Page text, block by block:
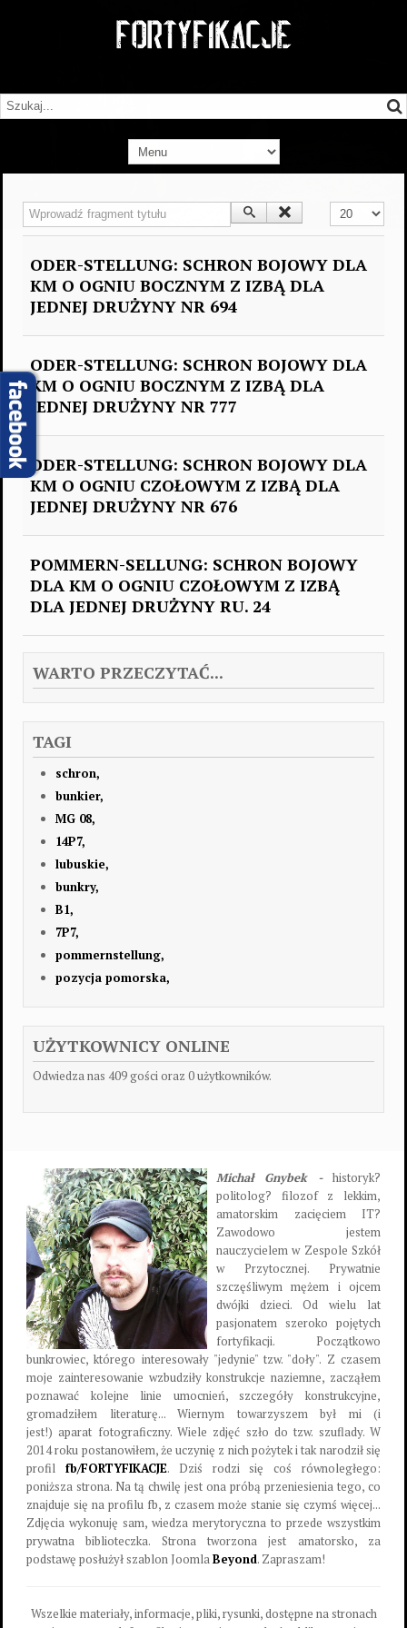
Wprowadź fragment tytułu Pokaż #
ODER-STELLUNG: SCHRON BOJOWY DLA
KM O OGNIU BOCZNYM Z IZBĄ DLA
JEDNEJ DRUŻYNY NR 694
ODER-STELLUNG: SCHRON BOJOWY DLA
KM O OGNIU BOCZNYM Z IZBĄ DLA
JEDNEJ DRUŻYNY NR 777
ODER-STELLUNG: SCHRON BOJOWY DLA
KM O OGNIU CZOŁOWYM Z IZBĄ DLA
JEDNEJ DRUŻYNY NR 676
POMMERN-SELLUNG: SCHRON BOJOWY
DLA KM O OGNIU CZOŁOWYM Z IZBĄ
DLA JEDNEJ DRUŻYNY RU. 24
WARTO PRZECZYTAĆ...
TAGI
schron,
bunkier,
MG 08,
14P7,
lubuskie,
bunkry,
B1,
7P7,
pommernstellung,
pozycja pomorska,
UŻYTKOWNICY ONLINE
Odwiedza nas 409 gości oraz 0 użytkowników.
Michał Gnybek - historyk?
politolog? filozof z lekkim,
amatorskim zacięciem IT?
Zawodowo jestem
nauczycielem w Zespole Szkół
w Przytocznej. Prywatnie
szczęśliwym mężem i ojcem
dwójki dzieci. Od wielu lat
pasjonatem szeroko pojętych
fortyfikacji. Początkowo
bunkrowiec, którego interesowały "jedynie" tzw. "doły". Z czasem
moje zainteresowanie wzbudziły konstrukcje naziemne, zacząłem
poznawać kolejne linie umocnień, szczegóły konstrukcyjne,
gromadziłem literaturę... Wiernym towarzyszem był mi (i
jest!) aparat fotograficzny. Wiele zdjęć szło do tzw. szuflady. W
2014 roku postanowiłem, że uczynię z nich pożytek i tak narodził się
profil fb/FORTYFIKACJE. Dziś rodzi się coś równoległego:
poniższa strona. Na tą chwilę jest ona próbą przeniesienia tego, co
znajduje się na profilu fb, z czasem może stanie się czymś więcej...
Zdjęcia wykonuję sam, wiedza merytoryczna to przede wszystkim
prywatna biblioteczka. Strona tworzona jest amatorsko, za
podstawę posłużył szablon JoomlaBeyond. Zapraszam!
Wszelkie materiały, informacje, pliki, rysunki, dostępne na stronach